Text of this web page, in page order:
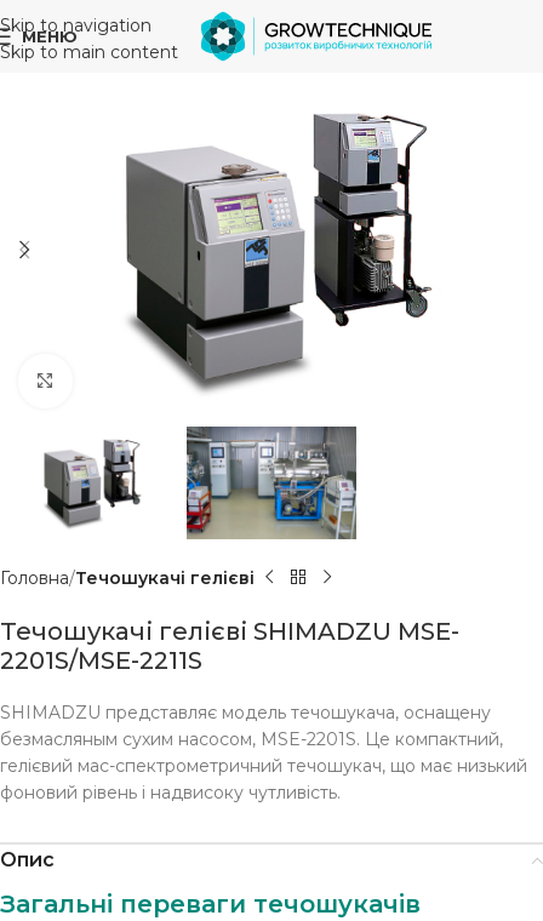
Skip to navigation
Skip to main content
МЕНЮ
Головна Течошукачі гелієві
Течошукачі гелієві SHIMADZU MSE-
2201S/MSE-2211S
SHIMADZU представляє модель течошукача, оснащену
безмасляным сухим насосом, MSE-2201S. Це компактний,
гелієвий мас-спектрометричний течошукач, що має низький
фоновий рівень і надвисоку чутливість.
Опис
Загальні переваги течошукачів